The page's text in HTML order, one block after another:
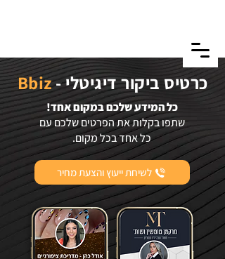
כרטיס ביקור דיגיטלי -Bbiz
כל המידע שלכם במקום אחד!
שתפו בקלות את הפרטים שלכם עם
כל אחד בכל מקום.
לשיחת ייעוץ והצעת מחיר